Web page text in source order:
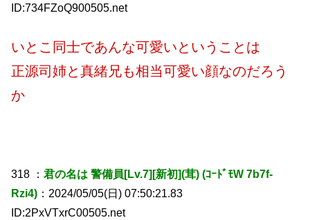
ID:734FZoQ900505.net
いとこ同士であんな可愛いということは
正源司姉と真緒兄も相当可愛い顔なのだろう
か
318 ：君の名は 警備員[Lv.7][新初](茸) (ｺｰﾄﾞﾓW 7b7f-
Rzi4) ：2024/05/05(日) 07:50:21.83
ID:2PxVTxrC00505.net